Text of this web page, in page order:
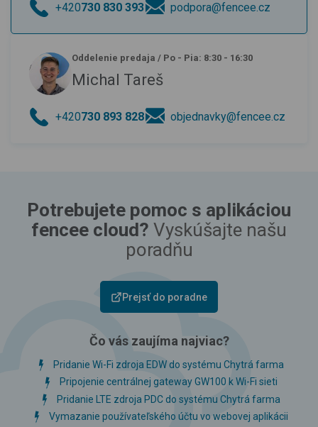
+420730 830 393 podpora@fencee.cz
Oddelenie predaja / Po - Pia: 8:30 - 16:30
Michal Tareš
+420730 893 828 objednavky@fencee.cz
Potrebujete pomoc s aplikáciou
fencee cloud? Vyskúšajte našu
poradňu
Prejsť do poradne
Čo vás zaujíma najviac?
Pridanie Wi-Fi zdroja EDW do systému Chytrá farma
Pripojenie centrálnej gateway GW100 k Wi-Fi sieti
Pridanie LTE zdroja PDC do systému Chytrá farma
Vymazanie používateľského účtu vo webovej aplikácii